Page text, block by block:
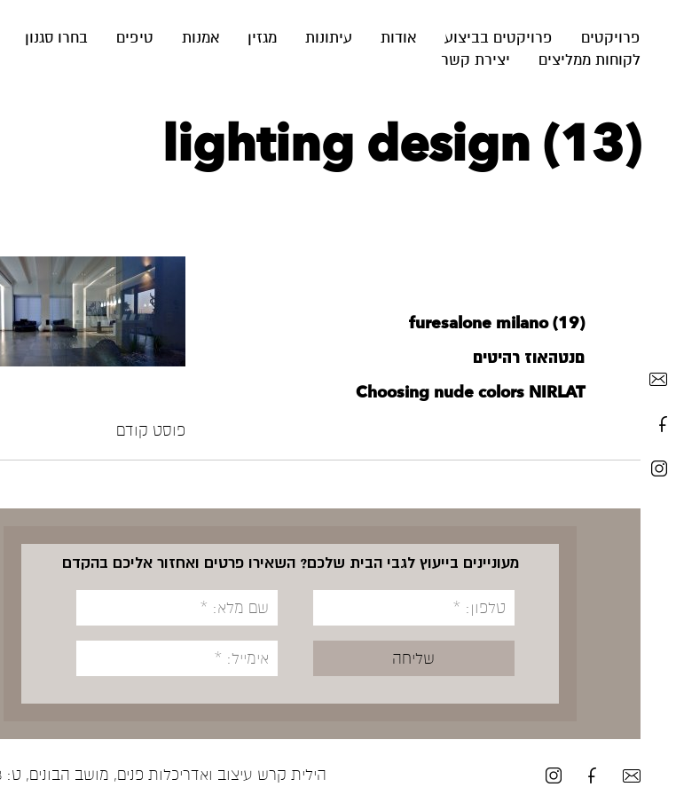
פרויקטים פרויקטים בביצוע אודות עיתונות מגזין אמנות טיפים
בחרו סגנון
לקוחות ממליצים
יצירת קשר
lighting design (13)
furesalone milano (19)
םנטהאוז רהיטים
Choosing nude colors NIRLAT
פוסט קודם
מעוניינים בייעוץ לגבי הבית שלכם? השאירו פרטים ואחזור אליכם בהקדם
הילית קרש עיצוב ואדריכלות פנים, מושב הבונים, ט: 04-9894848 נ: 052-5535400